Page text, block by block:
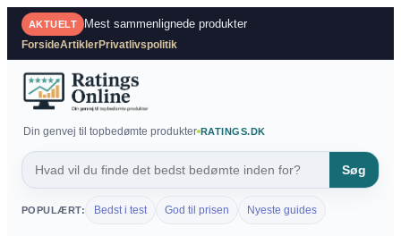
Spring
indhold
AKTUELT Mest sammenlignede produkter
ForsideArtiklerPrivatlivspolitik
Din genvej til topbedømte produkter RATINGS.DK
Søg
POPULÆRT: Bedst i test God til prisen Nyeste guides